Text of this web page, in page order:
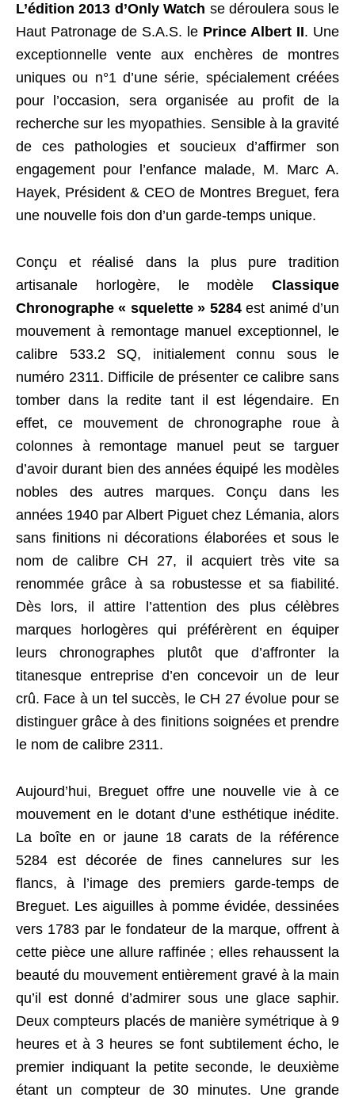
L’édition 2013 d’Only Watch se déroulera sous le
Haut Patronage de S.A.S. le Prince Albert II. Une
exceptionnelle vente aux enchères de montres
uniques ou n°1 d’une série, spécialement créées
pour l’occasion, sera organisée au profit de la
recherche sur les myopathies. Sensible à la gravité
de ces pathologies et soucieux d’affirmer son
engagement pour l’enfance malade, M. Marc A.
Hayek, Président & CEO de Montres Breguet, fera
une nouvelle fois don d’un garde-temps unique.
Conçu et réalisé dans la plus pure tradition
artisanale horlogère, le modèle Classique
Chronographe « squelette » 5284est animé d’un
mouvement à remontage manuel exceptionnel, le
calibre 533.2 SQ, initialement connu sous le
numéro 2311. Difficile de présenter ce calibre sans
tomber dans la redite tant il est légendaire. En
effet, ce mouvement de chronographe roue à
colonnes à remontage manuel peut se targuer
d’avoir durant bien des années équipé les modèles
nobles des autres marques. Conçu dans les
années 1940 par Albert Piguet chez Lémania, alors
sans finitions ni décorations élaborées et sous le
nom de calibre CH 27, il acquiert très vite sa
renommée grâce à sa robustesse et sa fiabilité.
Dès lors, il attire l’attention des plus célèbres
marques horlogères qui préférèrent en équiper
leurs chronographes plutôt que d’affronter la
titanesque entreprise d’en concevoir un de leur
crû. Face à un tel succès, le CH 27 évolue pour se
distinguer grâce à des finitions soignées et prendre
le nom de calibre 2311.
Aujourd’hui, Breguet offre une nouvelle vie à ce
mouvement en le dotant d’une esthétique inédite.
La boîte en or jaune 18 carats de la référence
5284 est décorée de fines cannelures sur les
flancs, à l’image des premiers garde-temps de
Breguet. Les aiguilles à pomme évidée, dessinées
vers 1783 par le fondateur de la marque, offrent à
cette pièce une allure raffinée ; elles rehaussent la
beauté du mouvement entièrement gravé à la main
qu’il est donné d’admirer sous une glace saphir.
Deux compteurs placés de manière symétrique à 9
heures et à 3 heures se font subtilement écho, le
premier indiquant la petite seconde, le deuxième
étant un compteur de 30 minutes. Une grande